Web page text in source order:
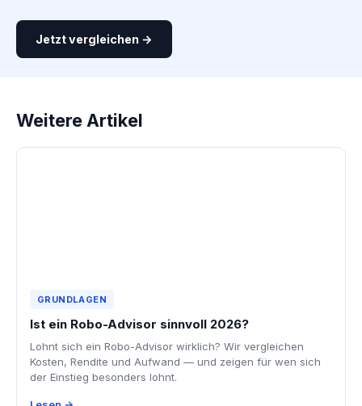
Jetzt vergleichen →
Weitere Artikel
GRUNDLAGEN
Ist ein Robo-Advisor sinnvoll 2026?
Lohnt sich ein Robo-Advisor wirklich? Wir vergleichen
Kosten, Rendite und Aufwand — und zeigen für wen sich
der Einstieg besonders lohnt.